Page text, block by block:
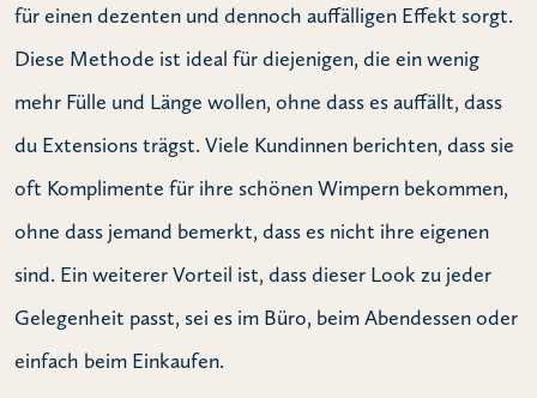
für einen dezenten und dennoch auffälligen Effekt sorgt.
Diese Methode ist ideal für diejenigen, die ein wenig
mehr Fülle und Länge wollen, ohne dass es auffällt, dass
du Extensions trägst. Viele Kundinnen berichten, dass sie
oft Komplimente für ihre schönen Wimpern bekommen,
ohne dass jemand bemerkt, dass es nicht ihre eigenen
sind. Ein weiterer Vorteil ist, dass dieser Look zu jeder
Gelegenheit passt, sei es im Büro, beim Abendessen oder
einfach beim Einkaufen.